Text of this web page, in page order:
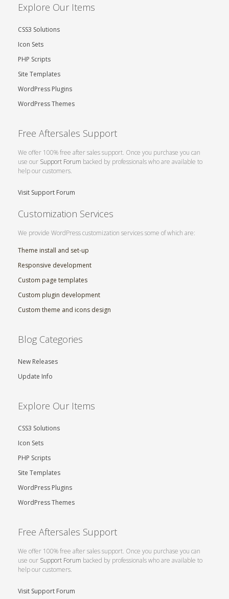
Explore Our Items
CSS3 Solutions
Icon Sets
PHP Scripts
Site Templates
WordPress Plugins
WordPress Themes
Free Aftersales Support
We offer 100% free after sales support. Once you purchase you can
use our Support Forum backed by professionals who are available to
help our customers.
Visit Support Forum
Customization Services
We provide WordPress customization services some of which are:
Theme install and set-up
Responsive development
Custom page templates
Custom plugin development
Custom theme and icons design
Blog Categories
New Releases
Update Info
Explore Our Items
CSS3 Solutions
Icon Sets
PHP Scripts
Site Templates
WordPress Plugins
WordPress Themes
Free Aftersales Support
We offer 100% free after sales support. Once you purchase you can
use our Support Forum backed by professionals who are available to
help our customers.
Visit Support Forum